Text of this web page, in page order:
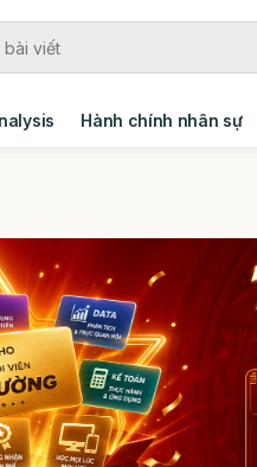
Hành chính nhân sự